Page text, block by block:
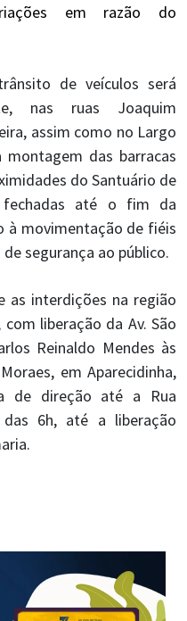
em razão do
de veículos será
nas ruas Joaquim
assim como no Largo
das barracas
do Santuário de
fechadas até o fim da
à movimentação de fiéis
segurança ao público.
as interdições na região
liberação da Av. São
Reinaldo Mendes às
em Aparecidinha,
de direção até a Rua
6h, até a liberação